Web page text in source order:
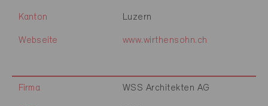
Kanton Luzern
Webseite www.wirthensohn.ch
Firma WSS Architekten AG